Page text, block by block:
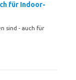
für Indoor-
sind - auch für